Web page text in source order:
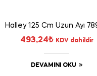
Halley 125 Cm Uzun Ayı
493,24₺ KDV dahildir
DEVAMINI OKU